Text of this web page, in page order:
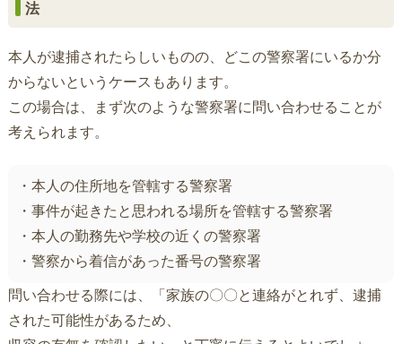
法
本人が逮捕されたらしいものの、どこの警察署にいるか分
からないというケースもあります。
この場合は、まず次のような警察署に問い合わせることが
考えられます。
・本人の住所地を管轄する警察署
・事件が起きたと思われる場所を管轄する警察署
・本人の勤務先や学校の近くの警察署
・警察から着信があった番号の警察署
問い合わせる際には、「家族の〇〇と連絡がとれず、逮捕
された可能性があるため、